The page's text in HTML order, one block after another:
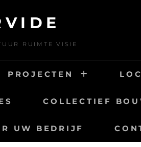
RUIMTE VISIE
PROJECTEN
COLLECTIEF
UW BEDRIJF